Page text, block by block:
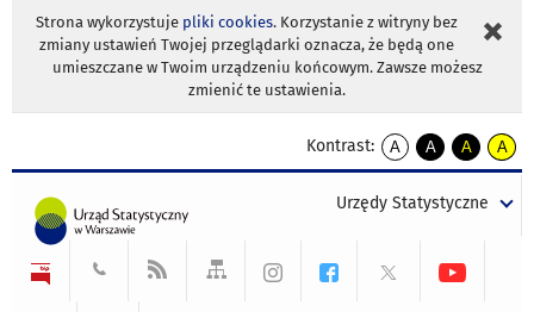
Strona wykorzystuje pliki cookies. Korzystanie z witryny bez
zmiany ustawień Twojej przeglądarki oznacza, że będą one
umieszczane w Twoim urządzeniu końcowym. Zawsze możesz
zmienić te ustawienia.
Kontrast:
A
kontrast
A
kontrast
tekst
czarnym
A
kontrast
tekst
czarnym
A
tekst
żółtym
Urzędy Statystyczne